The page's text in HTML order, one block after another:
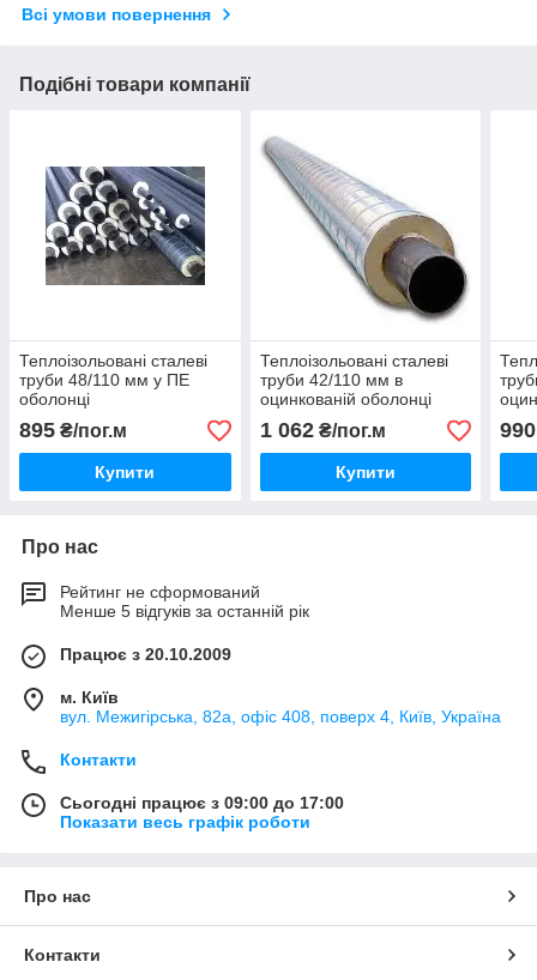
Всі умови повернення
Подібні товари компанії
Теплоізольовані сталеві
труби 48/110 мм у ПЕ
оболонці
895 ₴/пог.м
Купити
Теплоізольовані сталеві
труби 42/110 мм в
оцинкованій оболонці
СПІРО
1 062₴/пог.м
Купити
990
Про нас
Рейтинг не сформований
Менше 5 відгуків за останній рік
Працює з 20.10.2009
м. Київ
вул. Межигірська, 82а, офіс 408, поверх 4, Київ, Україна
Контакти
Сьогодні працює з 09:00 до 17:00
Показати весь графік роботи
Про нас
Контакти